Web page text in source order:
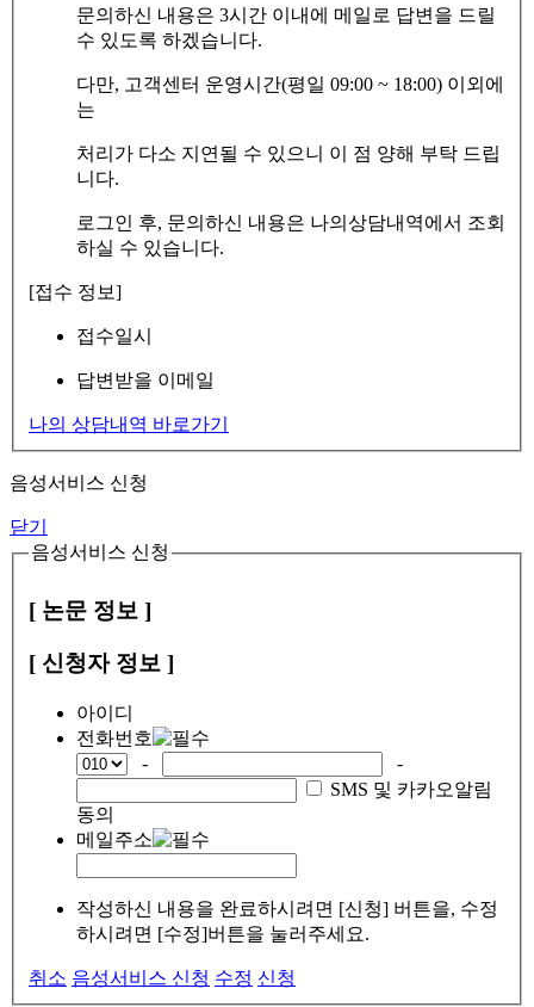
문의하신 내용은 3시간 이내에 메일로 답변을 드릴
수 있도록 하겠습니다.
다만, 고객센터 운영시간(평일 09:00 ~ 18:00) 이외에
는
처리가 다소 지연될 수 있으니 이 점 양해 부탁 드립
니다.
로그인 후, 문의하신 내용은 나의상담내역에서 조회
하실 수 있습니다.
[접수 정보]
접수일시
답변받을 이메일
나의 상담내역 바로가기
음성서비스 신청
닫기
음성서비스 신청
[ 논문 정보 ]
[ 신청자 정보 ]
아이디
전화번호
-
-
SMS 및 카카오알림
동의
메일주소
작성하신 내용을 완료하시려면 [신청] 버튼을, 수정
하시려면 [수정]버튼을 눌러주세요.
취소 음성서비스 신청 수정 신청